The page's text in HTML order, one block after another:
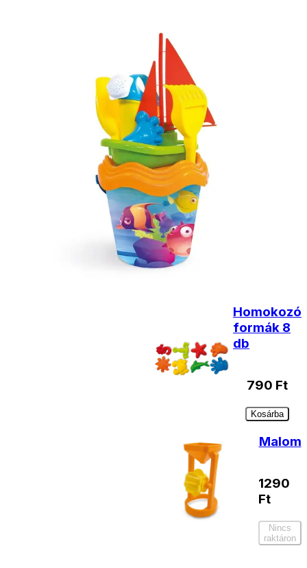
Ár
Nincs raktáron
Szállítás:
- Csomagautomata: 1190
forinttól
- Házhozszállítás: 2190
forinttól
- Személyes átvétel:
ingyenesen
Kiegészítő
termékek
Homokozó
formák 8
db
790 Ft
Kosárba
Malom
1290
Ft
Nincs
raktáron